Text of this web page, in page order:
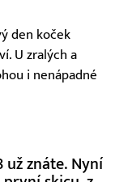
den koček
U zralých a
i nenápadné
už znáte. Nyní